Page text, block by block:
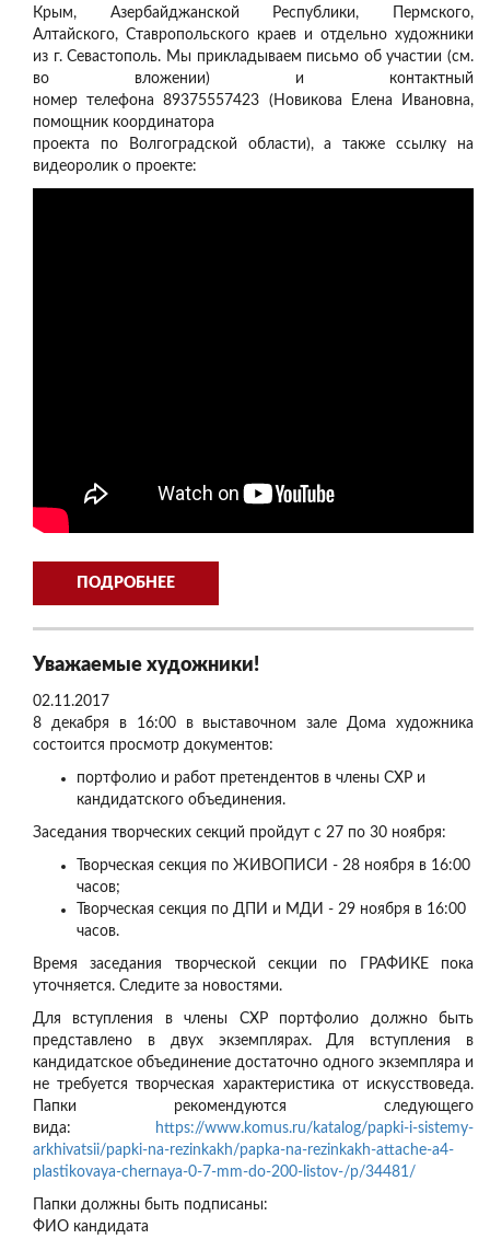
Крым, Азербайджанской Республики, Пермского,
Алтайского, Ставропольского краев и отдельно художники
из г. Севастополь. Мы прикладываем письмо об участии (см.
во вложении) и контактный
номер телефона 89375557423 (Новикова Елена Ивановна,
помощник координатора
проекта по Волгоградской области), а также ссылку на
видеоролик о проекте:
ПОДРОБНЕЕ
Уважаемые художники!
02.11.2017
8 декабря в 16:00 в выставочном зале Дома художника
состоится просмотр документов:
портфолио и работ претендентов в члены СХР и
кандидатского объединения.
Заседания творческих секций пройдут с 27 по 30 ноября:
Творческая секция по ЖИВОПИСИ - 28 ноября в 16:00
часов;
Творческая секция по ДПИ и МДИ - 29 ноября в 16:00
часов.
Время заседания творческой секции по ГРАФИКЕ пока
уточняется. Следите за новостями.
Для вступления в члены СХР портфолио должно быть
представлено в двух экземплярах. Для вступления в
кандидатское объединение достаточно одного экземпляра и
не требуется творческая характеристика от искусствоведа.
Папки рекомендуются следующего
вида:
https://www.komus.ru/katalog/papki-i-sistemy-
arkhivatsii/papki-na-rezinkakh/papka-na-rezinkakh-attache-a4-
plastikovaya-chernaya-0-7-mm-do-200-listov-/p/34481/
Папки должны быть подписаны:
ФИО кандидата